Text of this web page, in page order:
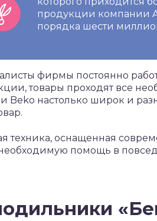
продукции компании
порядка шести
фирмы постоянно
товары проходят все
Beko настолько широк и
техника, оснащенная
помощь в